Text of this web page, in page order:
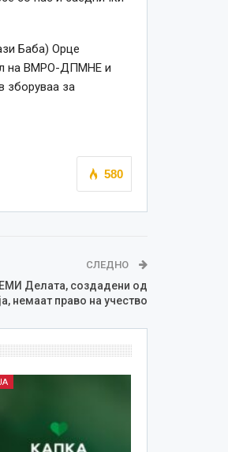
Баба) Орце
на ВМРО-ДПМНЕ и
зборуваа за
580
СЛЕДНО
Делата, создадени од
немаат право на учество